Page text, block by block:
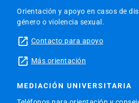
Orientación y apoyo en casos de
género o violencia sexual.
launch Contacto para apoyo
launch Más orientación
MEDIACIÓN UNIVERSITARIA